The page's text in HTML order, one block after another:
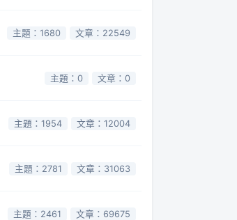
主題：1680 文章：22549
主題：0 文章：0
主題：1954 文章：12004
主題：2781 文章：31063
主題：2461 文章：69675